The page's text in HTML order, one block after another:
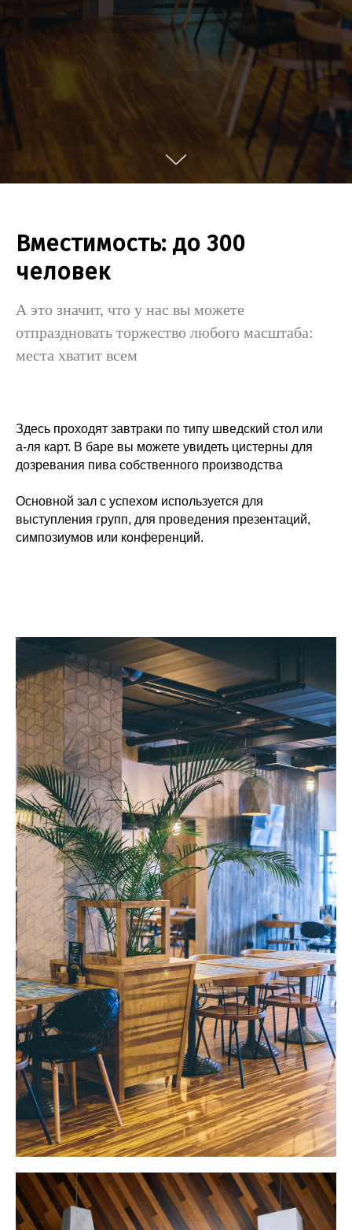
Вместимость: до 300
человек
А это значит, что у нас вы можете
отпраздновать торжество любого масштаба:
места хватит всем
Здесь проходят завтраки по типу шведский стол или
а-ля карт. В баре вы можете увидеть цистерны для
дозревания пива собственного производства
Основной зал с успехом используется для
выступления групп, для проведения презентаций,
симпозиумов или конференций.